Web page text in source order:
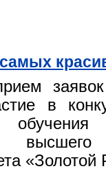
в
высшего
«Золотой